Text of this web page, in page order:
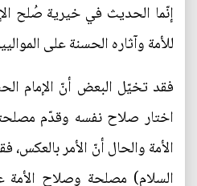
إنّما الحديث في خيرية صُلح
للأمة وآثاره الحسنة على
فقد تخيّل البعض أنّ الإمام
اختار صلاح نفسه وقدّم
الأمة والحال أنّ الأمر
السلام) مصلحة وصلاح